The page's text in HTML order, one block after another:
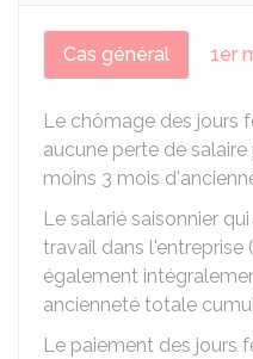
Cas général 1er
Le chômage des jours
aucune perte de
moins 3 mois
Le salarié saisonnier
travail dans l'entreprise
également
ancienneté totale
Le paiement des jours